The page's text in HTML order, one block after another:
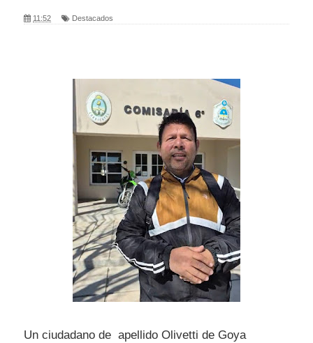
11:52 Destacados
Un ciudadano de apellido Olivetti de Goya